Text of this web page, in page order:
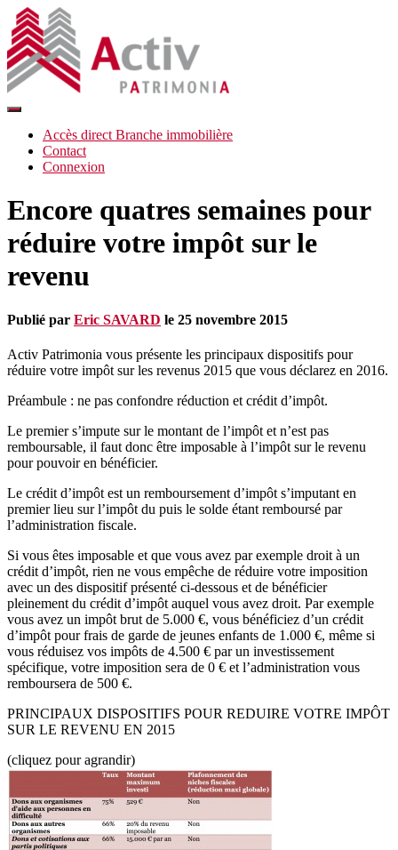
Déplier
navigationAccès direct Branche immobilière
Contact
Connexion
Encore quatres semaines pour
réduire votre impôt sur le
revenu
Publié par Eric SAVARD le 25 novembre 2015
Activ Patrimonia vous présente les principaux dispositifs pour
réduire votre impôt sur les revenus 2015 que vous déclarez en 2016.
Préambule : ne pas confondre réduction et crédit d’impôt.
Le premier s’impute sur le montant de l’impôt et n’est pas
remboursable, il faut donc être imposable à l’impôt sur le revenu
pour pouvoir en bénéficier.
Le crédit d’impôt est un remboursement d’impôt s’imputant en
premier lieu sur l’impôt du puis le solde étant remboursé par
l’administration fiscale.
Si vous êtes imposable et que vous avez par exemple droit à un
crédit d’impôt, rien ne vous empêche de réduire votre imposition
avec un des dispositif présenté ci-dessous et de bénéficier
pleinement du crédit d’impôt auquel vous avez droit. Par exemple
vous avez un impôt brut de 5.000 €, vous bénéficiez d’un crédit
d’impôt pour frais de garde de jeunes enfants de 1.000 €, même si
vous réduisez vos impôts de 4.500 € par un investissement
spécifique, votre imposition sera de 0 € et l’administration vous
remboursera de 500 €.
PRINCIPAUX DISPOSITIFS POUR REDUIRE VOTRE IMPÔT
SUR LE REVENU EN 2015
(cliquez pour agrandir)